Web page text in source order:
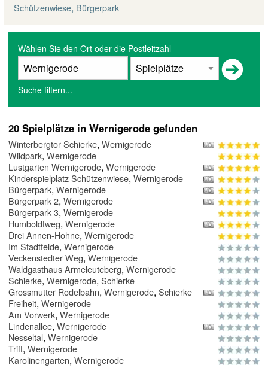
Schützenwiese, Bürgerpark
Wählen Sie den Ort oder die Postleitzahl
Suche filtern...
20 Spielplätze in Wernigerode gefunden
Winterbergtor Schierke, Wernigerode
Wildpark, Wernigerode
Lustgarten Wernigerode, Wernigerode
Kinderspielplatz Schützenwiese, Wernigerode
Bürgerpark, Wernigerode
Bürgerpark 2, Wernigerode
Bürgerpark 3, Wernigerode
Humboldtweg, Wernigerode
Drei Annen-Hohne, Wernigerode
Im Stadtfelde, Wernigerode
Veckenstedter Weg, Wernigerode
Waldgasthaus Armeleuteberg, Wernigerode
Schierke, Wernigerode, Schierke
Grossmutter Rodelbahn, Wernigerode, Schierke
Freiheit, Wernigerode
Am Vorwerk, Wernigerode
Lindenallee, Wernigerode
Nesseltal, Wernigerode
Trift, Wernigerode
Karolinengarten, Wernigerode